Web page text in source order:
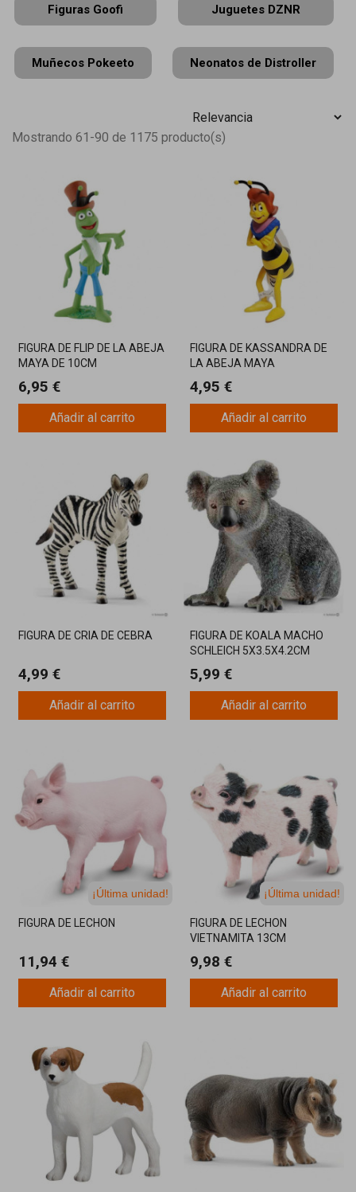
Figuras Goofi Juguetes DZNR
Muñecos Pokeeto Neonatos de Distroller
Mostrando 61-90 de 1175 producto(s)
FIGURA DE FLIP DE LA ABEJA
MAYA DE 10CM
6,95 €
Añadir al carrito
FIGURA DE KASSANDRA DE
LA ABEJA MAYA
4,95 €
Añadir al carrito
FIGURA DE CRIA DE CEBRA
4,99 €
Añadir al carrito
FIGURA DE KOALA MACHO
SCHLEICH 5X3.5X4.2CM
5,99 €
Añadir al carrito
¡Última unidad!
FIGURA DE LECHON
11,94 €
Añadir al carrito
¡Última unidad!
FIGURA DE LECHON
VIETNAMITA 13CM
9,98 €
Añadir al carrito